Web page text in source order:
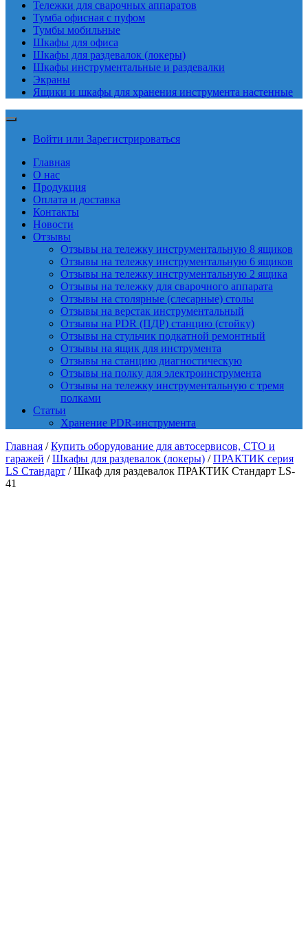
Тележки для сварочных аппаратов
Тумба офисная с пуфом
Тумбы мобильные
Шкафы для офиса
Шкафы для раздевалок (локеры)
Шкафы инструментальные и раздевалки
Экраны
Ящики и шкафы для хранения инструмента настенные
Войти или Зарегистрироваться
Главная
О нас
Продукция
Оплата и доставка
Контакты
Новости
Отзывы
Отзывы на тележку инструментальную 8 ящиков
Отзывы на тележку инструментальную 6 ящиков
Отзывы на тележку инструментальную 2 ящика
Отзывы на тележку для сварочного аппарата
Отзывы на столярные (слесарные) столы
Отзывы на верстак инструментальный
Отзывы на PDR (ПДР) станцию (стойку)
Отзывы на стульчик подкатной ремонтный
Отзывы на ящик для инструмента
Отзывы на станцию диагностическую
Отзывы на полку для электроинструмента
Отзывы на тележку инструментальную с тремя
полками
Статьи
Хранение PDR-инструмента
Главная /Купить оборудование для автосервисов, СТО и
гаражей /Шкафы для раздевалок (локеры) /ПРАКТИК cерия
LS Стандарт / Шкаф для раздевалок ПРАКТИК Стандарт LS-
41